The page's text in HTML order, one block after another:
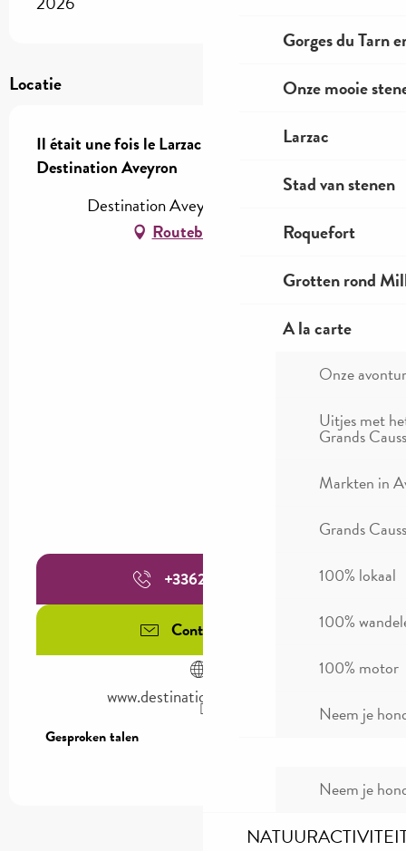
Gorges du Tarn
Onze mooie
Larzac
Stad van stenen
Roquefort
Grotten rond
A la carte
Onze
Uitjes met
Grands
Markten in
Grands
100% lokaal
100%
100% motor
Neem je
Neem je
Locatie
Il était une fois le Larzac - Visite guidée -
Destination Aveyron
Destination Aveyron, 12100 Millau
Routebeschrijving
+336280612
Contacteer ons
www.destinationaveyron.com
Gesproken talen
Gesproken talen